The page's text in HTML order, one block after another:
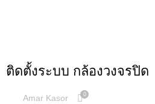
ติดตั้งระบบ กล้องวงจรปิด
Amar Kasor 0